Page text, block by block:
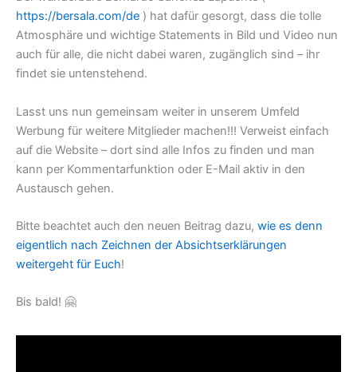
https://bersala.com/de ) hat dafür gesorgt, dass die tolle
Atmosphäre und wichtige Statements in Bild und Video nun
auch für alle, die nicht dabei waren, zugänglich sind – ihr
findet sie untenstehend.
Lasst uns nun gemeinsam weiter in unserem Umfeld
Werbung für weitere Mitglieder machen!!! Verweist einfach
auf die Website – dort sind alle Infos zu finden und man
kann per Kommentarfunktion oder E-Mail aktiv in den
Austausch gehen.
Bitte beachtet auch den neuen Beitrag dazu, wie es denn
eigentlich nach Zeichnen der Absichtserklärungen
weitergeht für Euch!
Bis bald! 🤗